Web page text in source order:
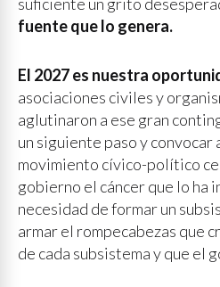
fuente que lo genera.
El 2027 es nuestra
asociaciones civiles y
aglutinaron a ese gran
un siguiente paso y convocar
movimiento cívico-político
gobierno el cáncer que lo ha
necesidad de formar un
armar el rompecabezas que
de cada subsistema y que el